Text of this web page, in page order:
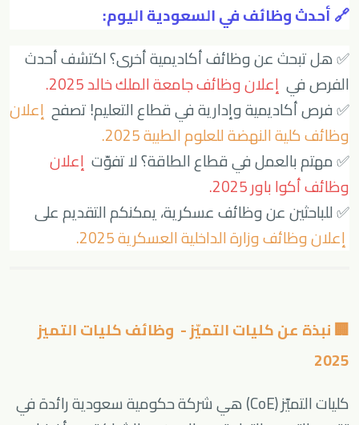
🔗 أحدث وظائف في السعودية اليوم:
✅ هل تبحث عن وظائف أكاديمية أخرى؟ اكتشف أحدث
الفرص في إعلان وظائف جامعة الملك خالد 2025
.
✅ فرص أكاديمية وإدارية في قطاع التعليم! تصفح إعلان
وظائف كلية النهضة للعلوم الطبية 2025
.
✅ مهتم بالعمل في قطاع الطاقة؟ لا تفوّت إعلان
وظائف أكوا باور 2025
.
✅ للباحثين عن وظائف عسكرية، يمكنكم التقديم على
إعلان وظائف وزارة الداخلية العسكرية 2025
.
🏢 نبذة عن كليات التميّز - وظائف كليات التميز
2025
كليات التميّز (CoE) هي شركة حكومية سعودية رائدة في